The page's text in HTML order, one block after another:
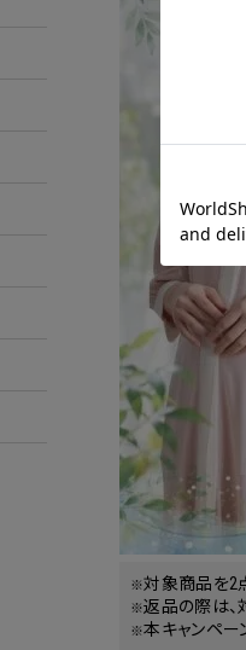
対象商品を2
返品の際は、
本キャンペー
クーポンコー
クーポンのご利